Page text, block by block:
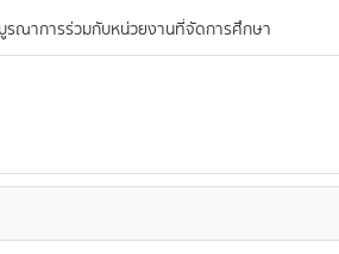
รณาการร่วมกับหน่วยงานที่จัดการศึกษา